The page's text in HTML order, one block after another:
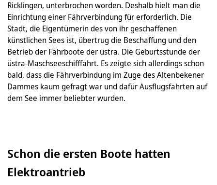
Ricklingen, unterbrochen worden. Deshalb hielt man die
Einrichtung einer Fährverbindung für erforderlich. Die
Stadt, die Eigentümerin des von ihr geschaffenen
künstlichen Sees ist, übertrug die Beschaffung und den
Betrieb der Fährboote der üstra. Die Geburtsstunde der
üstra-Maschseeschifffahrt. Es zeigte sich allerdings schon
bald, dass die Fährverbindung im Zuge des Altenbekener
Dammes kaum gefragt war und dafür Ausflugsfahrten auf
dem See immer beliebter wurden.
Schon die ersten Boote hatten
Elektroantrieb